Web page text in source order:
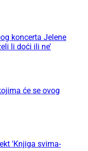
koncerta Jelene
li doći ili ne’
će se ovog
'Knjiga svima-